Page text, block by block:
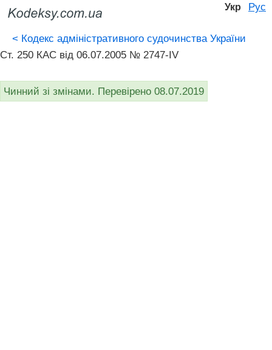
Укр Рус
< Кодекс адміністративного судочинства України
Ст. 250 КАС від 06.07.2005 № 2747-IV
Чинний зі змінами. Перевірено 08.07.2019